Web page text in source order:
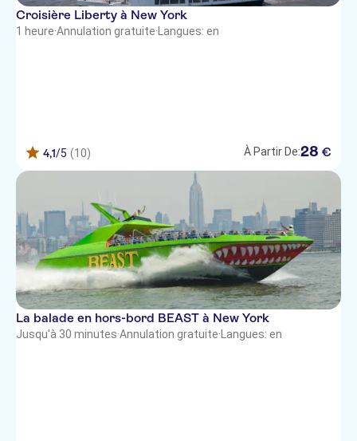
Croisière Liberty à New York
1 heure·Annulation gratuite· Langues: en
4,1/5 (10) À Partir De:28 €
La balade en hors-bord BEAST à New York
Jusqu'à 30 minutes·Annulation gratuite· Langues: en